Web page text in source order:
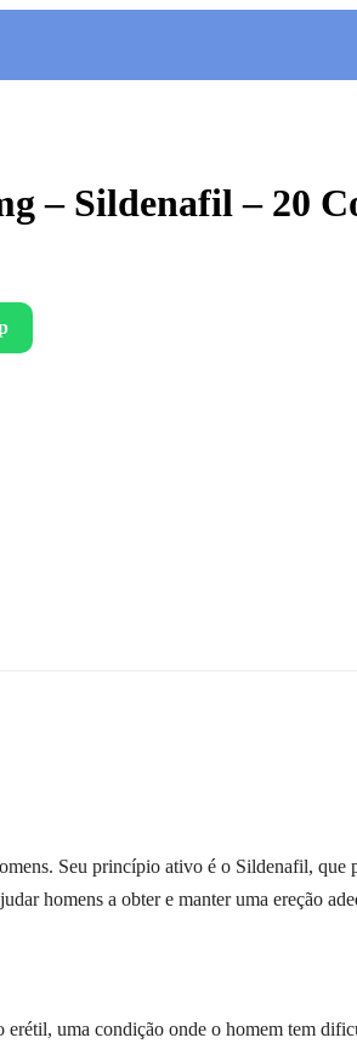
– Sildenafil – 20
Seu princípio ativo é o Sildenafil, que
homens a obter e manter uma ereção
uma condição onde o homem tem